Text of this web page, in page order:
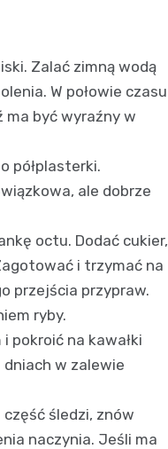
Zalać zimną wodą
W połowie czasu
ma być wyraźny w
półplasterki.
ale dobrze
octu. Dodać cukier,
i trzymać na
przejścia przypraw.
ryby.
pokroić na kawałki
dniach w zalewie
śledzi, znów
naczynia. Jeśli ma